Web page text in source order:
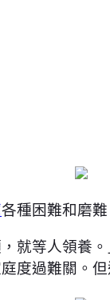
各種困難和磨
就等人領養
度過難關。